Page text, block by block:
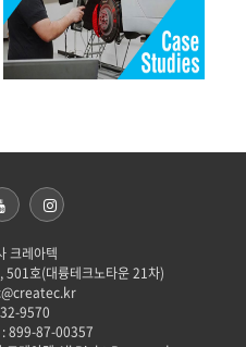
크레아텍
501호(대륭테크노타운 21차)
9570
: 899-87-00357